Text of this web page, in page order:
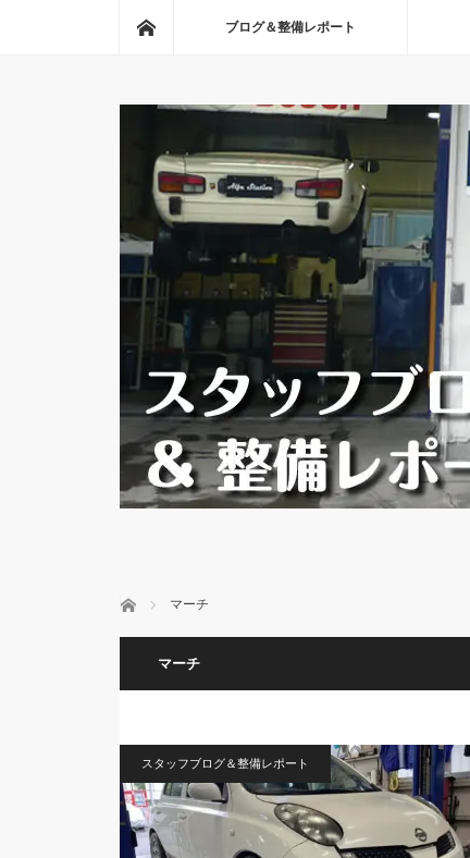
ブログ＆整備レポート
ホーム マーチ
マーチ
スタッフブログ＆整備レポート